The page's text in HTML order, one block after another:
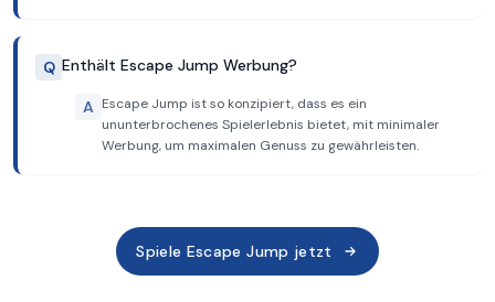
Q Enthält Escape Jump Werbung?
A Escape Jump ist so konzipiert, dass es ein
ununterbrochenes Spielerlebnis bietet, mit minimaler
Werbung, um maximalen Genuss zu gewährleisten.
Spiele Escape Jump jetzt